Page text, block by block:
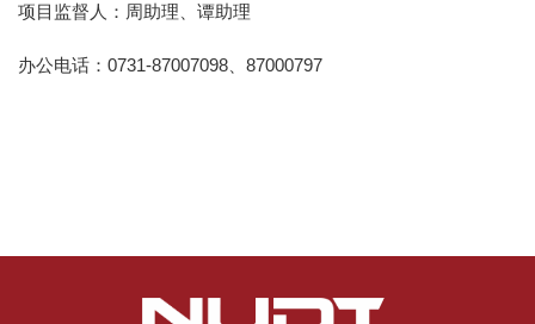
项目监督人：周助理、谭助理
办公电话：0731-87007098、87000797